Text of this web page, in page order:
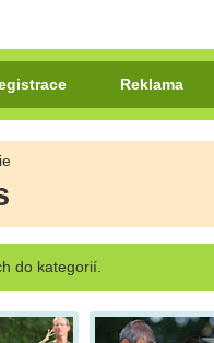
Reklama
do kategorií.